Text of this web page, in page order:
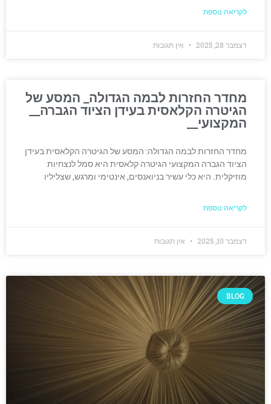
לקריאה נוספת
דצמבר 28, 2025 אין תגובות
מחדר החזרות לבמה הגדולה_ המסע של
הגיטרה הקלאסית בעידן הציוד הגברה__
המקצועי__
מחדר החזרות לבמה הגדולה: המסע של הגיטרה הקלאסית בעידן
הציוד הגברה המקצועי הגיטרה קלאסית היא סמל לנצחיות
מוזיקלית. היא כלי עשיר בניואנסים, אינטימי ומרגש, שצליליו
לקריאה נוספת
דצמבר 10, 2025 אין תגובות
BLOG